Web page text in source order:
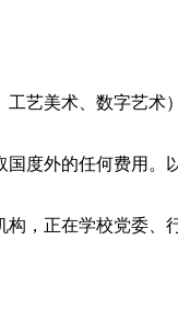
美术、数字艺术）
外的任何费用。
正在学校党委、